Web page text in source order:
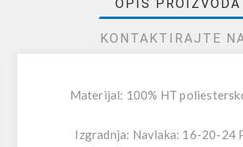
OPIS PROIZVODA
KONTAKTIRAJTE
Materijal: 100% HT
Izgradnja: Navlaka: 16-20-24